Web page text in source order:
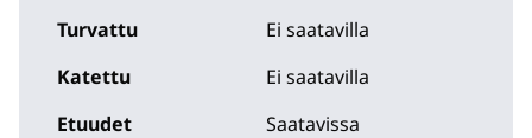
Turvattu
Ei saatavilla
Katettu
Ei saatavilla
Etuudet
Saatavissa